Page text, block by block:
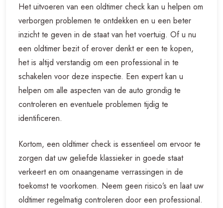
Het uitvoeren van een oldtimer check kan u helpen om
verborgen problemen te ontdekken en u een beter
inzicht te geven in de staat van het voertuig. Of u nu
een oldtimer bezit of erover denkt er een te kopen,
het is altijd verstandig om een professional in te
schakelen voor deze inspectie. Een expert kan u
helpen om alle aspecten van de auto grondig te
controleren en eventuele problemen tijdig te
identificeren.
Kortom, een oldtimer check is essentieel om ervoor te
zorgen dat uw geliefde klassieker in goede staat
verkeert en om onaangename verrassingen in de
toekomst te voorkomen. Neem geen risico’s en laat uw
oldtimer regelmatig controleren door een professional.